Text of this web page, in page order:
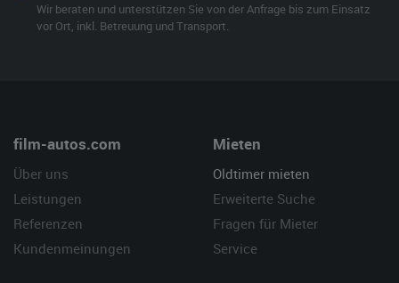
Wir beraten und unterstützen Sie von der Anfrage bis zum Einsatz
vor Ort, inkl. Betreuung und Transport.
film-autos.com
Über uns
Leistungen
Referenzen
Kundenmeinungen
Mieten
Oldtimer mieten
Erweiterte Suche
Fragen für Mieter
Service